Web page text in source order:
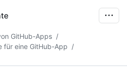
GitHub-Apps /
für eine GitHub-App /